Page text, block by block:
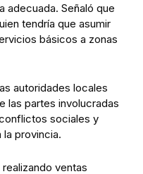
adecuada. Señaló que
tendría que asumir
básicos a zonas
autoridades locales
las partes involucradas
sociales y
provincia.
ventas